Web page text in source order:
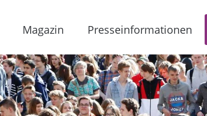
Magazin Presseinformationen